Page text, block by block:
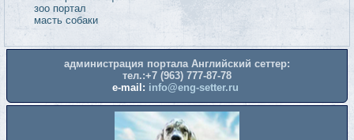
администрация портала Английский сеттер:
тел.:+7 (963) 777-87-78
e-mail: info@eng-setter.ru